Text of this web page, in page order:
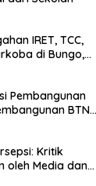
IRET, TCC,
di Bungo,
ada di
Pembangunan
BTN
Kritik
oleh Media dan